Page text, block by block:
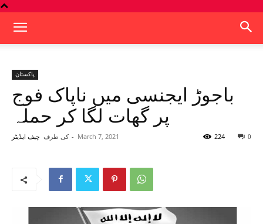
پاکستان
باجوڑ ایجنسی میں ناپاک فوج
پر گھات لگا کر حملہ
کی طرف چیف ایڈیٹر - March 7, 2021 0
224